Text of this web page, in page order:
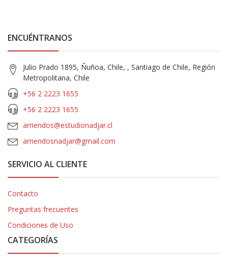
ENCUÉNTRANOS
Julio Prado 1895, Ñuñoa, Chile, , Santiago de Chile, Región
Metropolitana, Chile
+56 2 2223 1655
+56 2 2223 1655
arriendos@estudionadjar.cl
arriendosnadjar@gmail.com
SERVICIO AL CLIENTE
Contacto
Preguntas frecuentes
Condiciones de Uso
CATEGORÍAS